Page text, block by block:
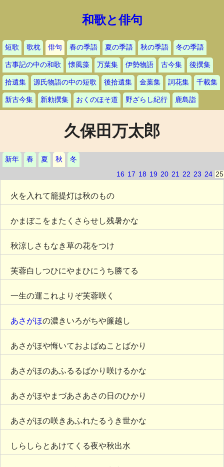
和歌と俳句
短歌 歌枕 俳句 春の季語 夏の季語 秋の季語 冬の季語
古事記の中の和歌 懐風藻 万葉集 伊勢物語 古今集 後撰集
拾遺集 源氏物語の中の短歌 後拾遺集 金葉集 詞花集 千載集
新古今集 新勅撰集 おくのほそ道 野ざらし紀行 鹿島詣
久保田万太郎
新年 春 夏 秋
冬
16 17 18 19 20 21 22 23 24 25
火を入れて籠提灯は秋のもの
かまぼこをまたくさらせし残暑かな
秋涼しさもなき草の花をつけ
芙蓉白しつひにやまひにうち勝てる
一生の運これよりぞ芙蓉咲く
あさがほの濃きいろがちや簾越し
あさがほや悔いておよばぬことばかり
あさがほのあふるるばかり咲けるかな
あさがほやまづあさあさの日のひかり
あさがほの咲きあふれたるうき世かな
しらしらとあけてくる夜や秋出水